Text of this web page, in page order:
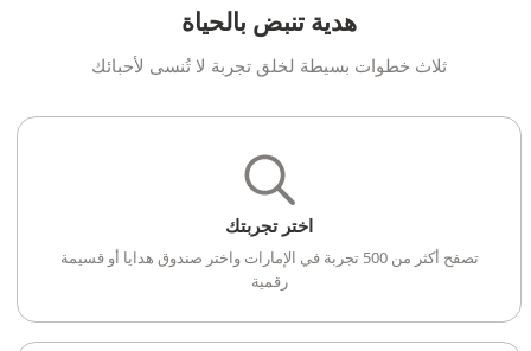
هدية تنبض بالحياة
ثلاث خطوات بسيطة لخلق تجربة لا تُنسى لأحبائك
اختر تجربتك
تصفح أكثر من 500 تجربة في الإمارات واختر صندوق هدايا أو قسيمة
رقمية